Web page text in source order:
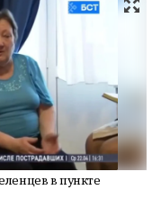
в пункте